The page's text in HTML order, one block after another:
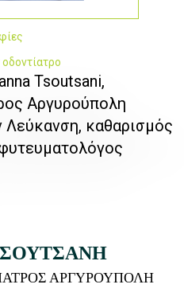
Tsoutsani,
Αργυρούπολη
καθαρισμός
ΑΡΓΥΡΟΥΠΟΛΗ